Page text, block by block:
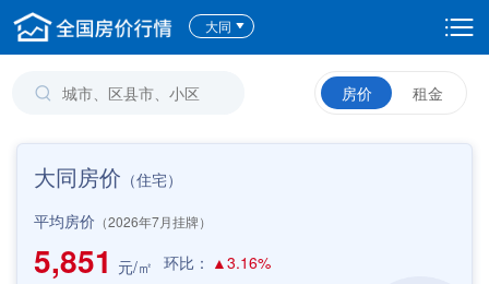
大同
房价 租金
大同房价 （住宅）
平均房价 （2026年7月挂牌）
5,851 元/㎡ 环比： ▲3.16%